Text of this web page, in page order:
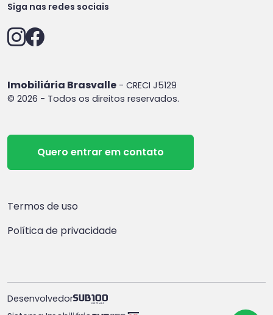
Siga nas redes sociais
Imobiliária Brasvalle - CRECI J5129
© 2026 - Todos os direitos reservados.
Quero entrar em contato
Termos de uso
Política de privacidade
Desenvolvedor